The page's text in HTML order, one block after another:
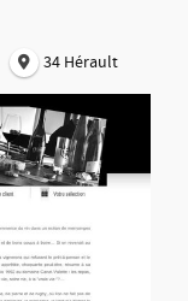
34 Hérault